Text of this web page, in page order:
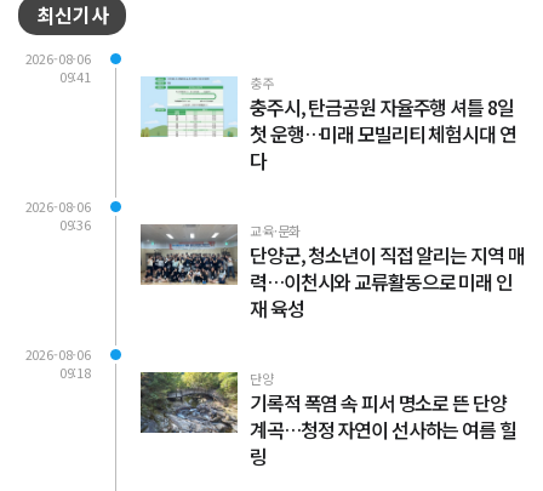
최신기사
2026-08-06
09:41
충주
충주시, 탄금공원 자율주행 셔틀 8일
첫 운행…미래 모빌리티 체험시대 연
다
2026-08-06
09:36
교육·문화
단양군, 청소년이 직접 알리는 지역 매
력…이천시와 교류활동으로 미래 인
재 육성
2026-08-06
09:18
단양
기록적 폭염 속 피서 명소로 뜬 단양
계곡…청정 자연이 선사하는 여름 힐
링